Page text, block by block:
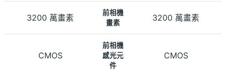
3200 萬畫素
前相機
畫素
3200 萬畫素
CMOS
前相機
感光元
件
CMOS